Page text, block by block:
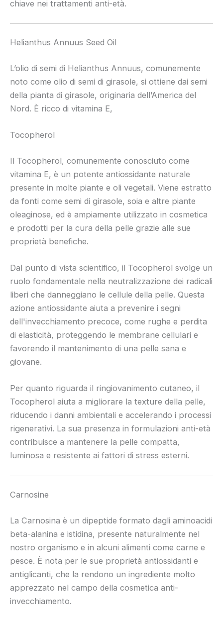
chiave nei trattamenti anti-età.
Helianthus Annuus Seed Oil
L’olio di semi di Helianthus Annuus, comunemente
noto come olio di semi di girasole, si ottiene dai semi
della pianta di girasole, originaria dell’America del
Nord. È ricco di vitamina E,
Tocopherol
Il Tocopherol, comunemente conosciuto come
vitamina E, è un potente antiossidante naturale
presente in molte piante e oli vegetali. Viene estratto
da fonti come semi di girasole, soia e altre piante
oleaginose, ed è ampiamente utilizzato in cosmetica
e prodotti per la cura della pelle grazie alle sue
proprietà benefiche.
Dal punto di vista scientifico, il Tocopherol svolge un
ruolo fondamentale nella neutralizzazione dei radicali
liberi che danneggiano le cellule della pelle. Questa
azione antiossidante aiuta a prevenire i segni
dell'invecchiamento precoce, come rughe e perdita
di elasticità, proteggendo le membrane cellulari e
favorendo il mantenimento di una pelle sana e
giovane.
Per quanto riguarda il ringiovanimento cutaneo, il
Tocopherol aiuta a migliorare la texture della pelle,
riducendo i danni ambientali e accelerando i processi
rigenerativi. La sua presenza in formulazioni anti-età
contribuisce a mantenere la pelle compatta,
luminosa e resistente ai fattori di stress esterni.
Carnosine
La Carnosina è un dipeptide formato dagli aminoacidi
beta-alanina e istidina, presente naturalmente nel
nostro organismo e in alcuni alimenti come carne e
pesce. È nota per le sue proprietà antiossidanti e
antiglicanti, che la rendono un ingrediente molto
apprezzato nel campo della cosmetica anti-
invecchiamento.